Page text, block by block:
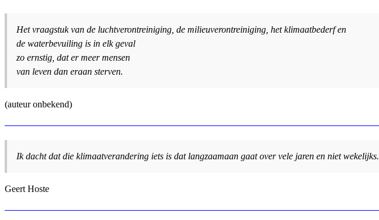
Het vraagstuk van de luchtverontreiniging, de milieuverontreiniging, het klimaatbederf en
de waterbevuiling is in elk geval
zo ernstig, dat er meer mensen
van leven dan eraan sterven.
(auteur onbekend)
Ik dacht dat die klimaatverandering iets is dat langzaamaan gaat over vele jaren en niet wekelijks.
Geert Hoste